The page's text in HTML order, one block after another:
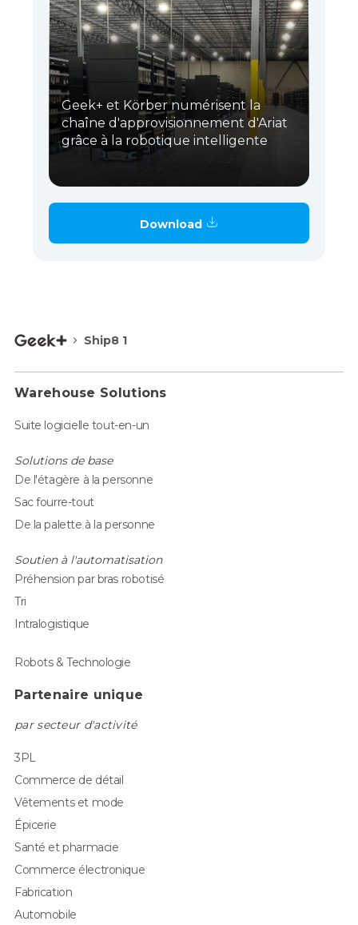
Geek+ et Körber numérisent la
chaîne d'approvisionnement d'Ariat
grâce à la robotique intelligente
Download
Ship8 1
Warehouse Solutions
Suite logicielle tout-en-un
Solutions de base
De l'étagère à la personne
Sac fourre-tout
De la palette à la personne
Soutien à l'automatisation
Préhension par bras robotisé
Tri
Intralogistique
Robots & Technologie
Partenaire unique
par secteur d'activité
3PL
Commerce de détail
Vêtements et mode
Épicerie
Santé et pharmacie
Commerce électronique
Fabrication
Automobile